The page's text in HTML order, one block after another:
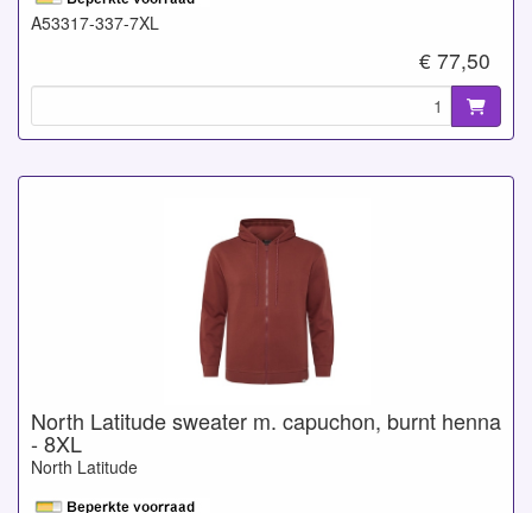
A53317-337-7XL
€ 77,50
North Latitude sweater m. capuchon, burnt henna
- 8XL
North Latitude